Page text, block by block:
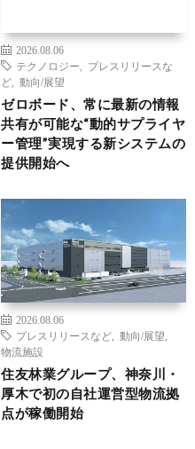
2026.08.06
テクノロジー
プレスリリースな
ど
動向/展望
ゼロボード、常に最新の情報
共有が可能な“動的サプライヤ
ー管理”実現する新システムの
提供開始へ
2026.08.06
プレスリリースなど
動向/展望
物流施設
住友林業グループ、神奈川・
厚木で初の自社運営型物流拠
点が稼働開始